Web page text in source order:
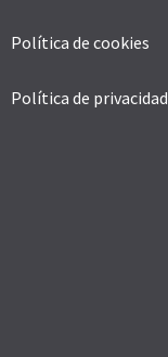
Política de cookies
Política de privacidad